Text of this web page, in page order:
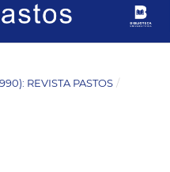
REVISTA PASTOS /